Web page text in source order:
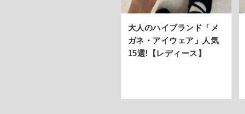
大人のハイブランド「メ
ガネ・アイウェア」人気
15選!【レディース】